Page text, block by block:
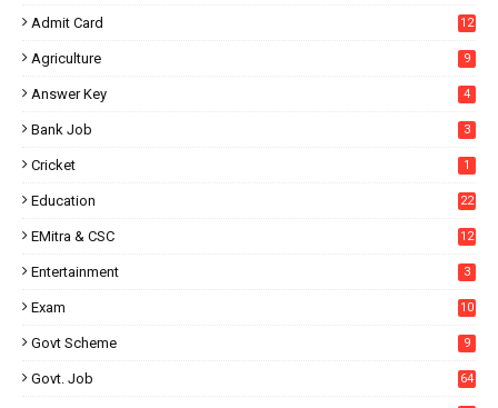
Admit Card 12
Agriculture 9
Answer Key 4
Bank Job 3
Cricket 1
Education 22
EMitra & CSC 12
Entertainment 3
Exam 10
Govt Scheme 9
Govt. Job 64